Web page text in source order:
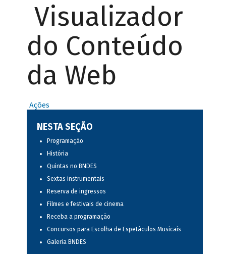
Visualizador
do Conteúdo
da Web
Ações
NESTA SEÇÃO
Programação
História
Quintas no BNDES
Sextas instrumentais
Reserva de ingressos
Filmes e festivais de cinema
Receba a programação
Concursos para Escolha de Espetáculos Musicais
Galeria BNDES